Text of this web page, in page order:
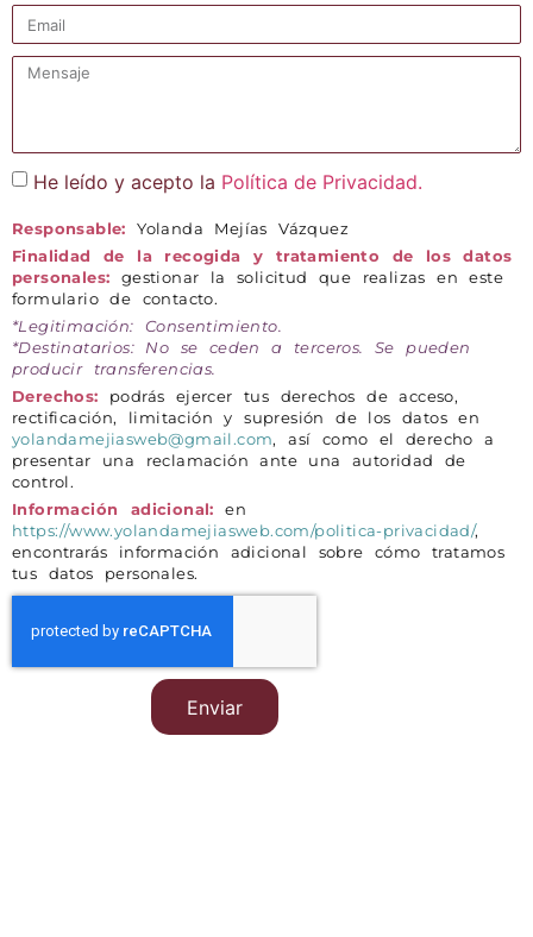
He leído y acepto la Política de Privacidad.
Responsable: Yolanda Mejías Vázquez
Finalidad de la recogida y tratamiento de los datos
personales: gestionar la solicitud que realizas en este
formulario de contacto.
*Legitimación: Consentimiento.
*Destinatarios: No se ceden a terceros. Se pueden
producir transferencias.
Derechos: podrás ejercer tus derechos de acceso,
rectificación, limitación y supresión de los datos en
yolandamejiasweb@gmail.com, así como el derecho a
presentar una reclamación ante una autoridad de
control.
Información adicional: en
https://www.yolandamejiasweb.com/politica-privacidad/,
encontrarás información adicional sobre cómo tratamos
tus datos personales.
Enviar